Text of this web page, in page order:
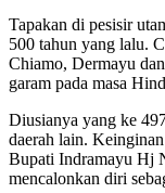
Tapakan di pesisir
500 tahun yang lalu.
Chiamo, Dermayu
garam pada masa
Diusianya yang ke
daerah lain.
Bupati Indramayu Hj
mencalonkan diri